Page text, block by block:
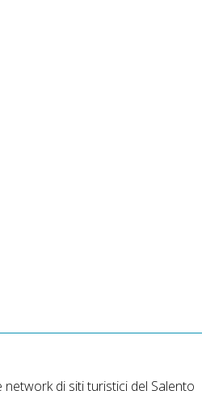
network di siti turistici del Salento